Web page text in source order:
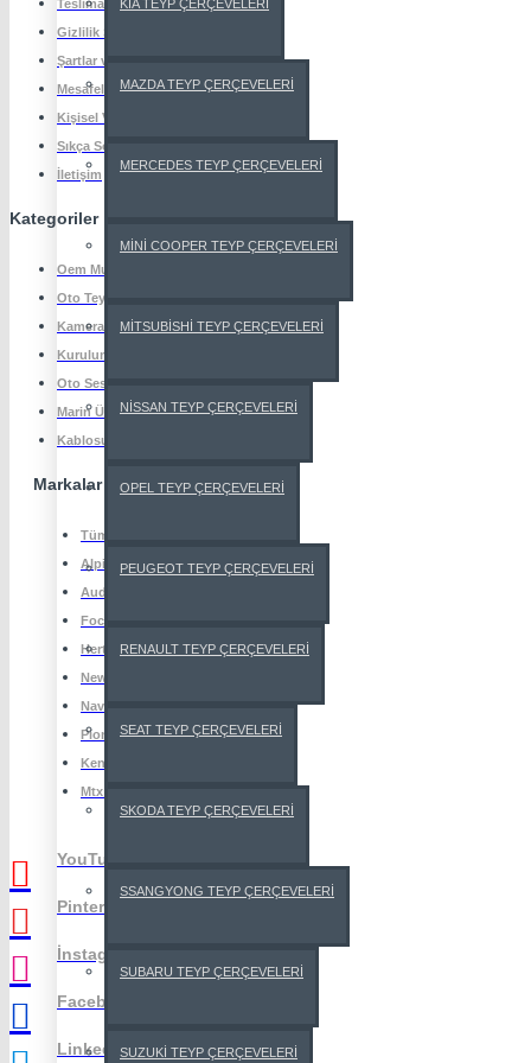
KİA TEYP ÇERÇEVELERİ
MAZDA TEYP ÇERÇEVELERİ
MERCEDES TEYP ÇERÇEVELERİ
MİNİ COOPER TEYP ÇERÇEVELERİ
MİTSUBİSHİ TEYP ÇERÇEVELERİ
NİSSAN TEYP ÇERÇEVELERİ
OPEL TEYP ÇERÇEVELERİ
PEUGEOT TEYP ÇERÇEVELERİ
RENAULT TEYP ÇERÇEVELERİ
SEAT TEYP ÇERÇEVELERİ
SKODA TEYP ÇERÇEVELERİ
SSANGYONG TEYP ÇERÇEVELERİ
SUBARU TEYP ÇERÇEVELERİ
SUZUKİ TEYP ÇERÇEVELERİ
Teslimat Bilgisi
Gizlilik Sözleşmesi
Şartlar ve Koşullar
Mesafeli Satış Sözleşmesi
Kişisel Verilerin Korunması
Sıkça Sorulan Sorular
İletişim
Kategoriler
Oem Multimedya
Oto Teypler
Kamera Monitör
Kurulum Ekipmanlar
Oto Ses Sistemleri
Marin Ürünler
Kablosuz Şarj
Markalar
Tüm Markalar
Alpine
Audison
Focal
Hertz
Newfron
Naviin
Pioneer
Kenwood
Mtx Audio
YouTube
Pinterest
İnstagram
Facebook
LinkedIn